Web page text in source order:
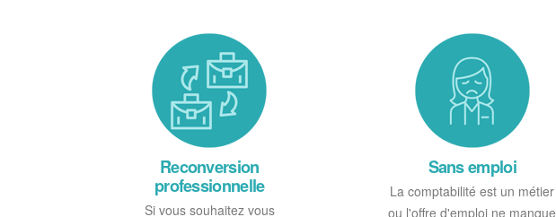
Reconversion
professionnelle
Si vous souhaitez vous
Sans emploi
La comptabilité est un métier
ou l'offre d'emploi ne manque